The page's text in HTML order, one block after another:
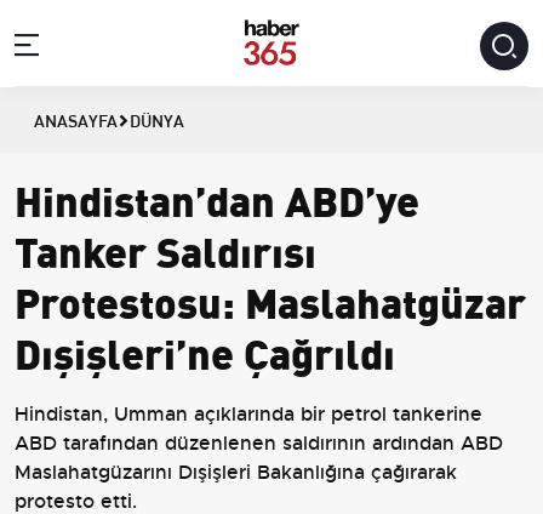
ANASAYFA DÜNYA
Hindistan’dan ABD’ye
Tanker Saldırısı
Protestosu: Maslahatgüzar
Dışişleri’ne Çağrıldı
Hindistan, Umman açıklarında bir petrol tankerine
ABD tarafından düzenlenen saldırının ardından ABD
Maslahatgüzarını Dışişleri Bakanlığına çağırarak
protesto etti.